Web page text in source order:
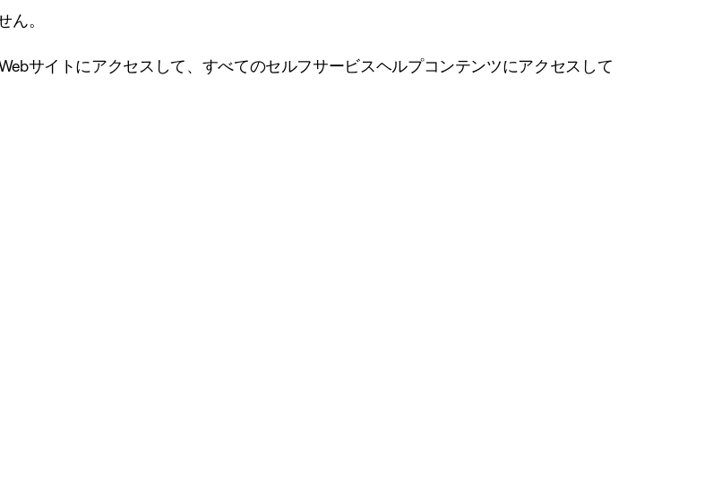
ん。
サイトにアクセスして、すべてのセルフサービスヘルプコンテンツにアクセスして